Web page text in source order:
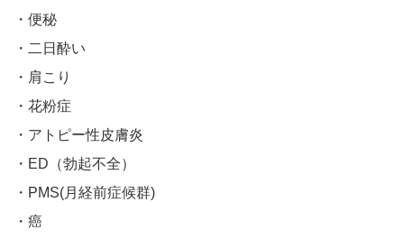
・便秘
・二日酔い
・肩こり
・花粉症
・アトピー性皮膚炎
・ED（勃起不全）
・PMS(月経前症候群)
・癌